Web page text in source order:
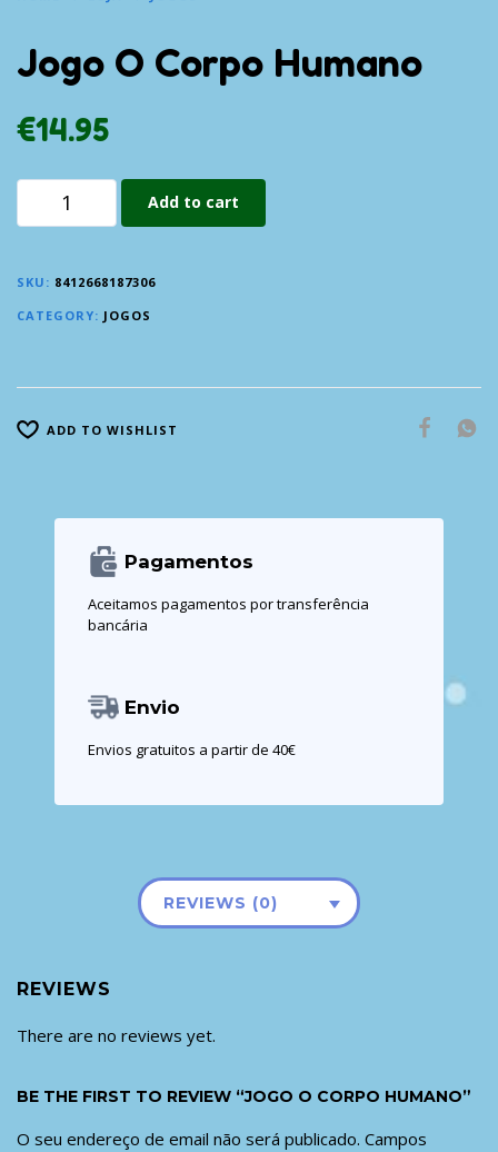
Jogo O Corpo Humano
€14.95
Add to cart
SKU: 8412668187306
CATEGORY: JOGOS
ADD TO WISHLIST
Pagamentos
Aceitamos pagamentos por transferência
bancária
Envio
Envios gratuitos a partir de 40€
REVIEWS (0)
REVIEWS
There are no reviews yet.
BE THE FIRST TO REVIEW “JOGO O CORPO HUMANO”
O seu endereço de email não será publicado. Campos